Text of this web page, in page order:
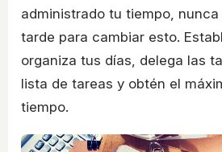
administrado tu tiempo,
tarde para cambiar esto.
organiza tus días, delega las
lista de tareas y obtén el
tiempo.